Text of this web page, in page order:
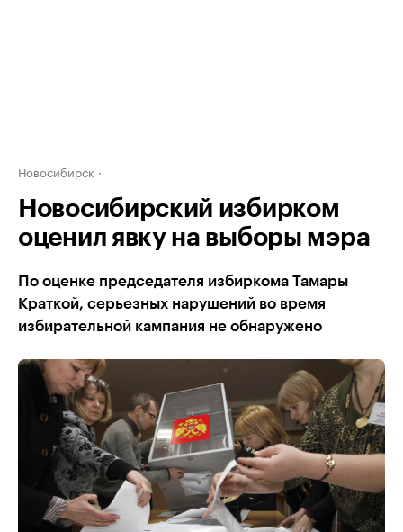
Новосибирск
Новосибирский избирком
оценил явку на выборы мэра
По оценке председателя избиркома Тамары
Краткой, серьезных нарушений во время
избирательной кампания не обнаружено